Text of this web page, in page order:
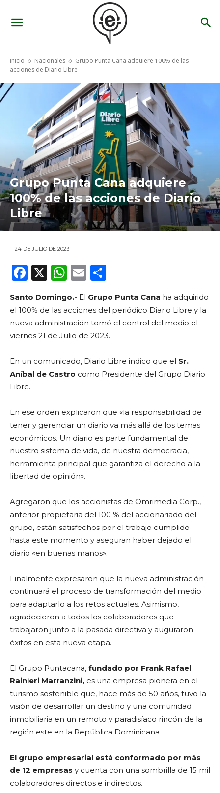
Inicio Nacionales
Grupo Punta Cana adquiere 100% de las
acciones de Diario Libre
Grupo Punta Cana adquiere
100% de las acciones de Diario
Libre
24 DE JULIO DE 2023
F
c
e
b
o
k
X
W
a
ts
A
p
E
ai
l
m
p
ar
r
Santo Domingo.- El Grupo Punta Cana ha adquirido
el 100% de las acciones del periódico Diario Libre y la
nueva administración tomó el control del medio el
viernes 21 de Julio de 2023.
En un comunicado, Diario Libre indico que el Sr.
Aníbal de Castro como Presidente del Grupo Diario
Libre.
En ese orden explicaron que «la responsabilidad de
tener y gerenciar un diario va más allá de los temas
económicos. Un diario es parte fundamental de
nuestro sistema de vida, de nuestra democracia,
herramienta principal que garantiza el derecho a la
libertad de opinión».
Agregaron que los accionistas de Omrimedia Corp.,
anterior propietaria del 100 % del accionariado del
grupo, están satisfechos por el trabajo cumplido
hasta este momento y aseguran haber dejado el
diario «en buenas manos».
Finalmente expresaron que la nueva administración
continuará el proceso de transformación del medio
para adaptarlo a los retos actuales. Asimismo,
agradecieron a todos los colaboradores que
trabajaron junto a la pasada directiva y auguraron
éxitos en esta nueva etapa.
El Grupo Puntacana, fundado por Frank Rafael
Rainieri Marranzini, es una empresa pionera en el
turismo sostenible que, hace más de 50 años, tuvo la
visión de desarrollar un destino y una comunidad
inmobiliaria en un remoto y paradisíaco rincón de la
región este en la República Dominicana.
El grupo empresarial está conformado por más
de 12 empresas y cuenta con una sombrilla de 15 mil
colaboradores directos e indirectos.